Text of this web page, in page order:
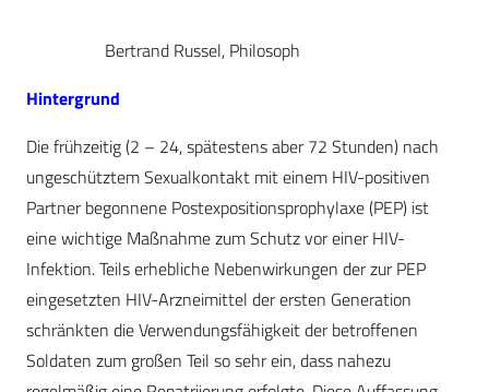
Bertrand Russel, Philosoph
Hintergrund
Die frühzeitig (2 – 24, spätestens aber 72 Stunden) nach
ungeschütztem Sexualkontakt mit einem HIV-positiven
Partner begonnene Postexpositionsprophylaxe (PEP) ist
eine wichtige Maßnahme zum Schutz vor einer HIV-
Infektion. Teils erhebliche Nebenwirkungen der zur PEP
eingesetzten HIV-Arzneimittel der ersten Generation
schränkten die Verwendungsfähigkeit der betroffenen
Soldaten zum großen Teil so sehr ein, dass nahezu